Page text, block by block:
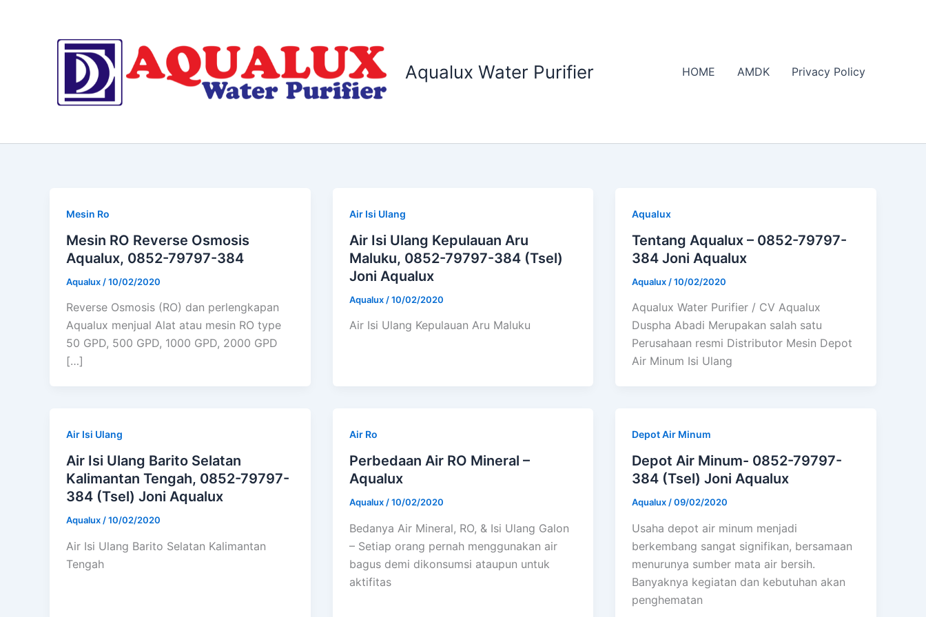
Aqualux Water Purifier HOME AMDK Privacy Policy
Mesin Ro
Mesin RO Reverse Osmosis
Aqualux, 0852-79797-384
Aqualux /10/02/2020
Reverse Osmosis (RO) dan perlengkapan
Aqualux menjual Alat atau mesin RO type
50 GPD, 500 GPD, 1000 GPD, 2000 GPD
[…]
Air Isi Ulang
Air Isi Ulang Kepulauan Aru
Maluku, 0852-79797-384 (Tsel)
Joni Aqualux
Aqualux /10/02/2020
Air Isi Ulang Kepulauan Aru Maluku
Aqualux
Tentang Aqualux – 0852-79797-
384 Joni Aqualux
Aqualux /10/02/2020
Aqualux Water Purifier / CV Aqualux
Duspha Abadi Merupakan salah satu
Perusahaan resmi Distributor Mesin Depot
Air Minum Isi Ulang
Air Isi Ulang
Air Isi Ulang Barito Selatan
Kalimantan Tengah, 0852-79797-
384 (Tsel) Joni Aqualux
Aqualux /10/02/2020
Air Isi Ulang Barito Selatan Kalimantan
Tengah
Air Ro
Perbedaan Air RO Mineral –
Aqualux
Aqualux /10/02/2020
Bedanya Air Mineral, RO, & Isi Ulang Galon
– Setiap orang pernah menggunakan air
bagus demi dikonsumsi ataupun untuk
aktifitas
Depot Air Minum
Depot Air Minum- 0852-79797-
384 (Tsel) Joni Aqualux
Aqualux /09/02/2020
Usaha depot air minum menjadi
berkembang sangat signifikan, bersamaan
menurunya sumber mata air bersih.
Banyaknya kegiatan dan kebutuhan akan
penghematan